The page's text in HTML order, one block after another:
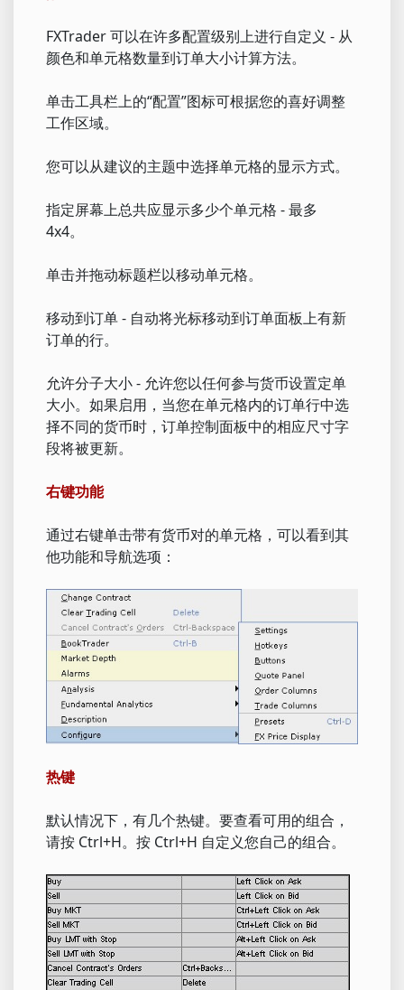
FXTrader 可以在许多配置级别上进行自定义 - 从
颜色和单元格数量到订单大小计算方法。
单击工具栏上的“配置”图标可根据您的喜好调整
工作区域。
您可以从建议的主题中选择单元格的显示方式。
指定屏幕上总共应显示多少个单元格 - 最多
4x4。
单击并拖动标题栏以移动单元格。
移动到订单 - 自动将光标移动到订单面板上有新
订单的行。
允许分子大小 - 允许您以任何参与货币设置定单
大小。如果启用，当您在单元格内的订单行中选
择不同的货币时，订单控制面板中的相应尺寸字
段将被更新。
右键功能
通过右键单击带有货币对的单元格，可以看到其
他功能和导航选项：
热键
默认情况下，有几个热键。要查看可用的组合，
请按 Ctrl+H。按 Ctrl+H 自定义您自己的组合。